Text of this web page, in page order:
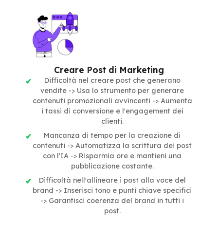
Creare Post di Marketing
Difficoltà nel creare post che generano
vendite -> Usa lo strumento per generare
contenuti promozionali avvincenti -> Aumenta
i tassi di conversione e l'engagement dei
clienti.
Mancanza di tempo per la creazione di
contenuti -> Automatizza la scrittura dei post
con l'IA -> Risparmia ore e mantieni una
pubblicazione costante.
Difficoltà nell'allineare i post alla voce del
brand -> Inserisci tono e punti chiave specifici
-> Garantisci coerenza del brand in tutti i
post.